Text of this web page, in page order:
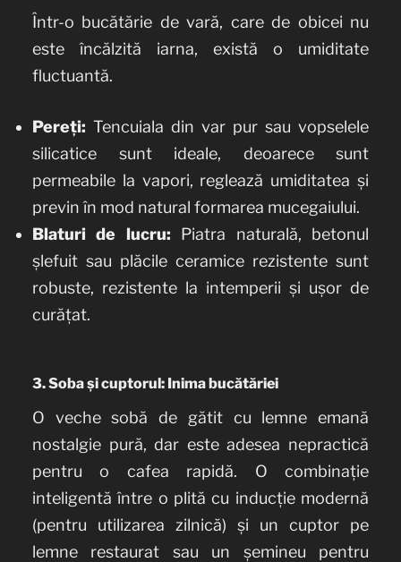
Într-o bucătărie de vară, care de obicei nu
este încălzită iarna, există o umiditate
fluctuantă.
Pereți: Tencuiala din var pur sau vopselele
silicatice sunt ideale, deoarece sunt
permeabile la vapori, reglează umiditatea și
previn în mod natural formarea mucegaiului.
Blaturi de lucru: Piatra naturală, betonul
șlefuit sau plăcile ceramice rezistente sunt
robuste, rezistente la intemperii și ușor de
curățat.
3. Soba și cuptorul: Inima bucătăriei
O veche sobă de gătit cu lemne emană
nostalgie pură, dar este adesea nepractică
pentru o cafea rapidă. O combinație
inteligentă între o plită cu inducție modernă
(pentru utilizarea zilnică) și un cuptor pe
lemne restaurat sau un șemineu pentru